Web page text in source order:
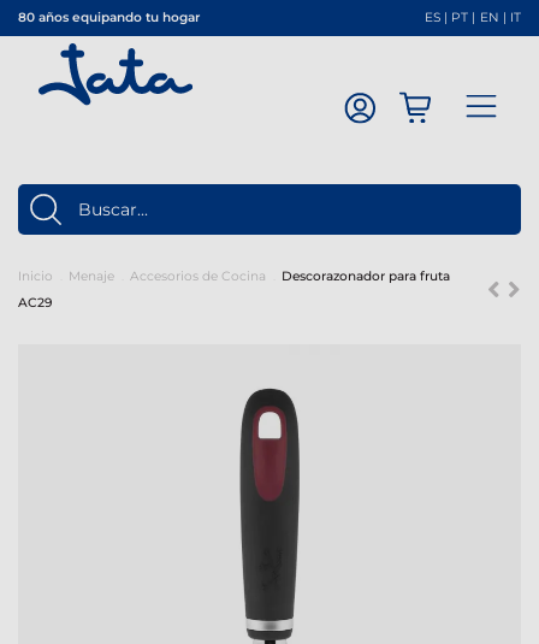
80 años equipando tu hogar ES | PT | EN | IT
Inicio Menaje Accesorios de Cocina
Descorazonador para fruta
AC29